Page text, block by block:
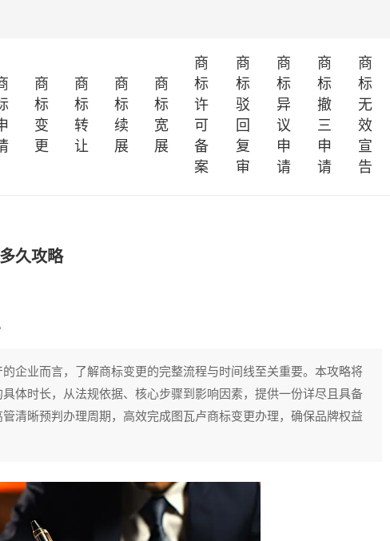
商
标
变
更
商
标
转
让
商
标
续
展
商
标
宽
展
商
标
许
可
备
案
商
标
驳
回
复
审
商
标
异
议
申
请
商
标
撤
三
申
请
商
标
无
效
宣
告
久攻略
企业而言，了解商标变更的完整流程与时间线至关重要。本攻略将
体时长，从法规依据、核心步骤到影响因素，提供一份详尽且具备
清晰预判办理周期，高效完成图瓦卢商标变更办理，确保品牌权益